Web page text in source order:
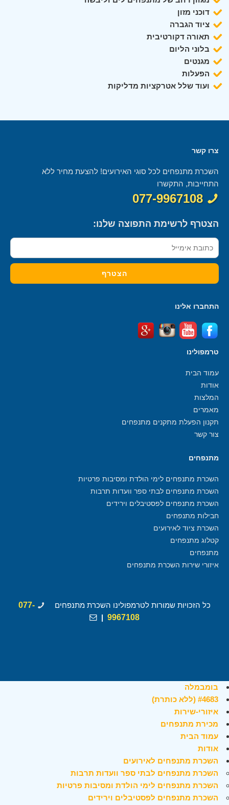
דוכני מזון
ציוד הגברה
תאורה דקורטיבית
בלוני הליום
מגנטים
הפעלות
ועוד שלל אטרקציות מדליקות
צרו קשר
השכרת מתנפחים לכל סוגי האירועים! להצעת מחיר ללא
התחייבות, התקשרו
077-9967108
הצטרף לרשימת התפוצה שלנו:
התחברו אלינו
טרמפולינו
עמוד הבית
אודות
המלצות
מאמרים
תקנון הפעלת מתקנים מתנפחים
צור קשר
מתנפחים
השכרת מתנפחים לימי הולדת ומסיבות פרטיות
השכרת מתנפחים לבתי ספר וועדות תרבות
השכרת מתנפחים לפסטיבלים וירידים
חבילות מתנפחים
השכרת ציוד לאירועים
קטלוג מתנפחים
מתנפחים
איזורי שירות השכרת מתנפחים
כל הזכויות שמורות לטרמפולינו השכרת מתנפחים
077-
9967108
|
בומבמלה
#4683 (ללא כותרת)
איזורי-שירות
מכירת מתנפחים
עמוד הבית
אודות
השכרת מתנפחים לאירועים
השכרת מתנפחים לבתי ספר וועדות תרבות
השכרת מתנפחים לימי הולדת ומסיבות פרטיות
השכרת מתנפחים לפסטיבלים וירידים